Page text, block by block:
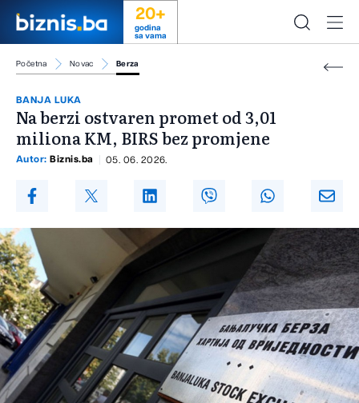
20+
godina
sa vama
Početna Novac Berza
BANJA LUKA
Na berzi ostvaren promet od 3,01
miliona KM, BIRS bez promjene
Autor: Biznis.ba 05. 06. 2026.